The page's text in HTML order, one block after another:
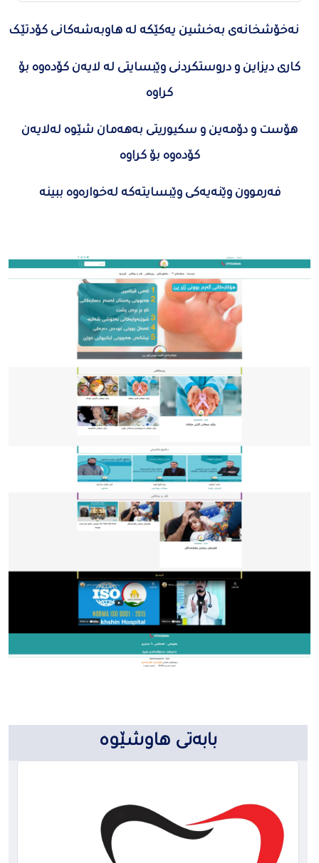
نەخۆشخانەی بەخشین یەکێکە لە هاوبەشەکانی کۆدتێک
کاری دیزاین و دروستکردنی وێبسایتی لە لایەن کۆدەوە بۆ
کراوە
هۆست و دۆمەین و سکیوریتی بەهەمان شێوە لەلایەن
کۆدەوە بۆ کراوە
فەرموون وێنەیەکی وێبسایتەکە لەخوارەوە ببینە
بابەتی هاوشێوە